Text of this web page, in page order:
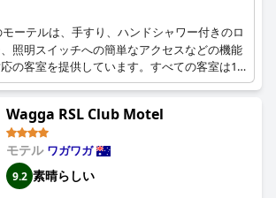
モーテルは、手すり、ハンドシャワー付きのロ
照明スイッチへの簡単なアクセスなどの機能
の客室を提供しています。すべての客室は1
車場があります。
Wagga RSL Club Motel
モテル ワガワガ
9.2 素晴らしい